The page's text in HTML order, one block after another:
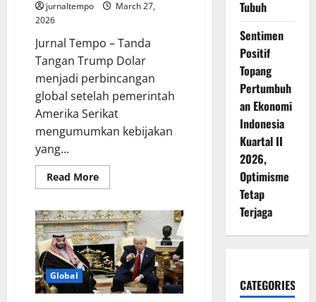
jurnaltempo
March 27,
2026
Jurnal Tempo – Tanda
Tangan Trump Dolar
menjadi perbincangan
global setelah pemerintah
Amerika Serikat
mengumumkan kebijakan
yang...
Read MoreRead
more
Tangan
Donald
Trump
di
Dolar
AS:
Sejarah
Baru
yang
Global
Tubuh
Sentimen
Positif
Topang
Pertumbuh
an Ekonomi
Indonesia
Kuartal II
2026,
Optimisme
Tetap
Terjaga
CATEGORIES